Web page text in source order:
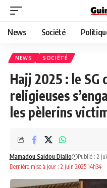
News Société
NEWS SOCIÉTÉ
Hajj 2025 : le SG
religieuses
les pèlerins
Dernière mise à jour : 2 juin 2025 14h34
Mamadou Saidou Diallo Publié : 2